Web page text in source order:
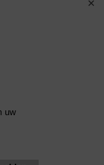
tot 2013)
uw